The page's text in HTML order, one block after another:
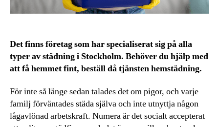
Det finns företag som har specialiserat sig på alla
typer av städning i Stockholm. Behöver du hjälp med
att få hemmet fint, beställ då tjänsten hemstädning.
För inte så länge sedan talades det om pigor, och varje
familj förväntades städa själva och inte utnyttja någon
lågavlönad arbetskraft. Numera är det socialt accepterat